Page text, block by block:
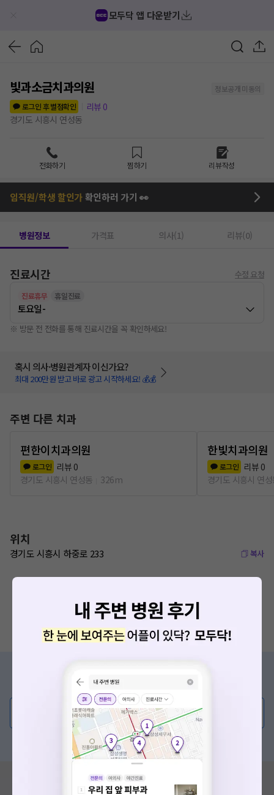
모두닥 앱 다운받기
빛과소금치과의원
정보공개 미동의
로그인 후 별점확인
리뷰 0
경기도 시흥시 연성동
전화하기 찜하기 리뷰작성
임직원/학생 할인가확인하러 가기 👀
병원정보 가격표 의사(1) 리뷰(0)
진료시간 수정 요청
진료휴무 휴일진료
토요일-
※ 방문 전 전화를 통해 진료시간을 꼭 확인하세요!
혹시 의사·병원관계자 이신가요?
최대 200만원 받고 바로 광고 시작하세요! 💰💰
주변 다른 치과
편한이치과의원
로그인 리뷰 0
경기도 시흥시 연성동
326m
한빛치과의원
로그인 리뷰 0
경기도 시흥시 연
위치
경기도 시흥시 하중로 233 복사
증상/치료, 궁금한 점이 있나요?
💬 무엇이든 물어보세요
혹은, 의료상담 서비스에 다양한 게시글 보러가기
혹시 잘못된 병원정보가 있나요?
모두닥 팀에 알려주세요!